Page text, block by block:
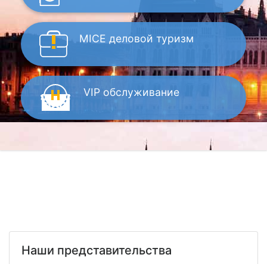
MICE деловой туризм
VIP обслуживание
Наши представительства